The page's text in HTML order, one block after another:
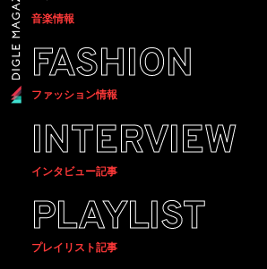
音楽情報
FASHION
ファッション情報
INTERVIEW
インタビュー記事
PLAYLIST
プレイリスト記事